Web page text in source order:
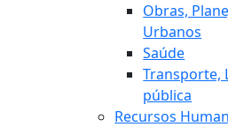
Obras,
Urbanos
Saúde
Transporte,
pública
Recursos